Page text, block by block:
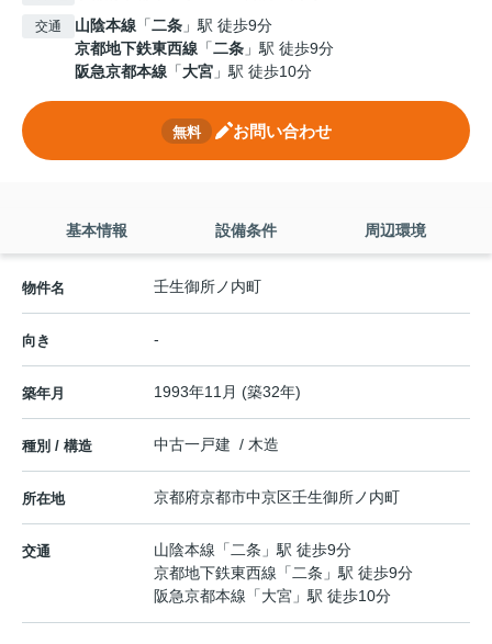
交通 山陰本線 「二条 」駅 徒歩9分
京都地下鉄東西線 「二条 」駅 徒歩9分
阪急京都本線 「大宮 」駅 徒歩10分
無料 お問い合わせ
基本情報 設備条件 周辺環境
物件名 壬生御所ノ内町
向き -
築年月 1993年11月 (築32年)
種別 / 構造 中古一戸建 / 木造
所在地 京都府京都市中京区壬生御所ノ内町
交通 山陰本線 「 二条 」駅 徒歩9分
京都地下鉄東西線 「 二条 」駅 徒歩9分
阪急京都本線 「大宮 」駅 徒歩10分